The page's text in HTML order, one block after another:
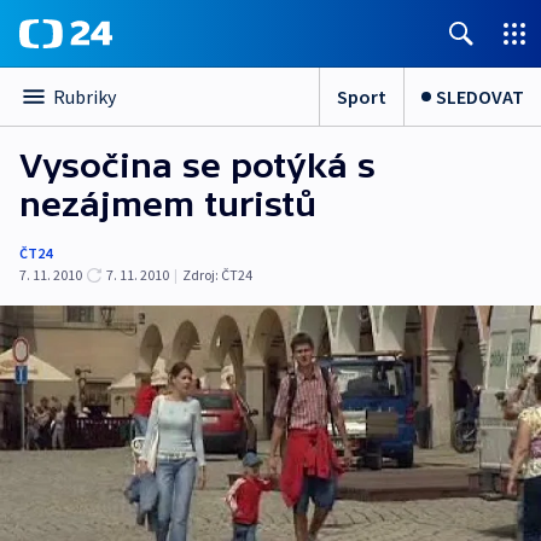
Rubriky Sport SLEDOVAT
Vysočina se potýká s
nezájmem turistů
ČT24
7. 11. 2010
7. 11. 2010 | Zdroj: ČT24